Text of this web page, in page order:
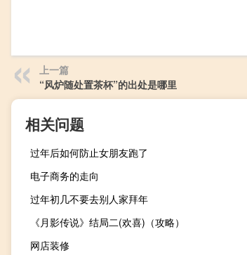
上一篇
“风炉随处置茶杯”的出处是哪里
相关问题
过年后如何防止女朋友跑了
电子商务的走向
过年初几不要去别人家拜年
《月影传说》结局二(欢喜)（攻略）
网店装修